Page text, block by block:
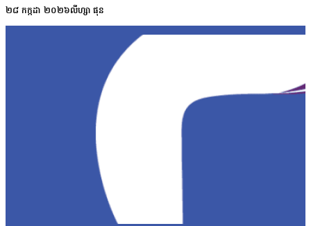
ទៀតឱ្យមានការប្រើប្រាស់ពាក្យពេចន៍មិនសមរម្យដែរ តាមរយៈការផ្តល់
ទៅលើជនអត្ថាធិប្បាយនៅលើបណ្តាញសង្គមតែម្តង។ អ្នកប្រឹក្សាផ្នែកសន្តិ
ព្រំដែន និងបញ្ហាបន្ទាប់បន្សំដូចជារឿងជម្លោះឯកជនជាដើម។ លោកបន្តថ
ទៅមក។ ដោយឡែក ភាពអយុត្តិធម៌កើតឡើងក្នុងសង្គម ដែលសាធារណជនម
មនុស្សនៅលើបណ្តាញសង្គមដែលមានគេស្គាល់ច្រើន ក៏បានប្រើប្រាស់ភាព
នេះភាគច្រើនមានវ័យចាប់ពី ១៥ ឆ្នាំឡើងទៅ។ លោកថា៖ «កាលពីមុន ម
ប៉ុន្តែរយៈពេលប៉ុន្មានឆ្នាំចុងក្រោយនេះ ខ្ញុំអង្កេតឃើញថា ក្រុមអាយុវ័
ចាស់នេះ គឺដោយសារពួកគេចាប់ផ្តើមប្រើប្រាស់បណ្តាញសង្គម ដោយមិនមា
សញ្ញាណយេនឌ័រចម្រុះ (LGBTQ+) ជាងក្រុមមនុស្សប្រុស។ ប្រភពដដែលរំលឹ
ប៉ុល ពត ពោលគឺការបែកបាក់សាមគ្គីជាតិ។ លោកនិយាយថា៖ «ដូចយើងឃើញសព្
នោះគឺ វេទិកាឌីជីថលទាំងនោះហាក់មិនខ្វល់ខ្វាយក្នុងការបង្កើនការចំណាយ
បណ្តាញសង្គម ជាពិសេសហ្វេសប៊ុក (Facebook)។ លោកបញ្ជាក់ថា រឿងនេ
បាន។ អ្នកជំនាញទស្សនវិជ្ជា និងអ្នកឃ្លាំមើលសង្គមនៃរាជបណ្ឌិត្យសភ
រឿងឯកជន ឬជម្លោះបុគ្គលប៉ុណ្ណោះទេ ប៉ុន្តែក៏មានអ្នកចេះដឹង អ្នកនិយ
២៨ កក្កដា ២០២៦លីហ្សា ផុន